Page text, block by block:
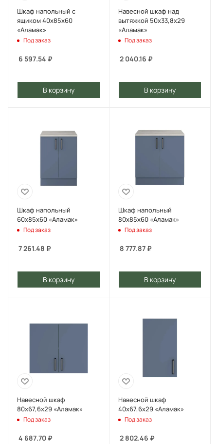
Шкаф напольный с
ящиком 40х85х60
«Аламак»
Под заказ
6 597.54 ₽
В корзину
Навесной шкаф над
вытяжкой 50х33,8х29
«Аламак»
Под заказ
2 040.16 ₽
В корзину
Шкаф напольный
60х85х60 «Аламак»
Под заказ
7 261.48 ₽
В корзину
Шкаф напольный
80х85х60 «Аламак»
Под заказ
8 777.87 ₽
В корзину
Навесной шкаф
80х67,6х29 «Аламак»
Под заказ
4 687.70 ₽
Навесной шкаф
40х67,6х29 «Аламак»
Под заказ
2 802.46 ₽